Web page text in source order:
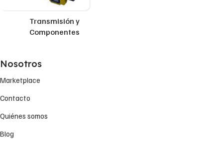
Transmisión y
Componentes
Nosotros
Marketplace
Contacto
Quiénes somos
Blog